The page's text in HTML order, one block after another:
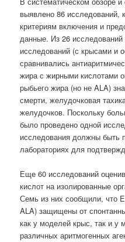
выявлено 86 исследований,
критериям включения и
данные. Из 26
исследований (с крысами и
сравнивались
жира с жирными кислотами
рыбьего жира (но не ALA)
смерти, желудочковая
желудочков. Поскольку
было проведено одной
исследования должны быть
лабораториях для
Еще 60 исследований
кислот на изолированные
Семь из них сообщили, что
ALA) защищены от
как у моделей крыс, так и у
различных аритмогенных